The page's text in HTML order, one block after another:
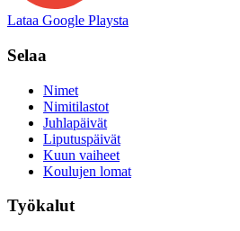
Lataa Google Playsta
Selaa
Nimet
Nimitilastot
Juhlapäivät
Liputuspäivät
Kuun vaiheet
Koulujen lomat
Työkalut